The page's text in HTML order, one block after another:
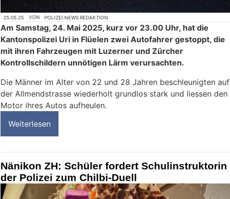
25.05.25 VON POLIZEI.NEWS REDAKTION
Am Samstag, 24. Mai 2025, kurz vor 23.00 Uhr, hat die
Kantonspolizei Uri in Flüelen zwei Autofahrer gestoppt, die
mit ihren Fahrzeugen mit Luzerner und Zürcher
Kontrollschildern unnötigen Lärm verursachten.
Die Männer im Alter von 22 und 28 Jahren beschleunigten auf
der Allmendstrasse wiederholt grundlos stark und liessen den
Motor ihres Autos aufheulen.
Weiterlesen
Nänikon ZH: Schüler fordert Schulinstruktorin
der Polizei zum Chilbi-Duell